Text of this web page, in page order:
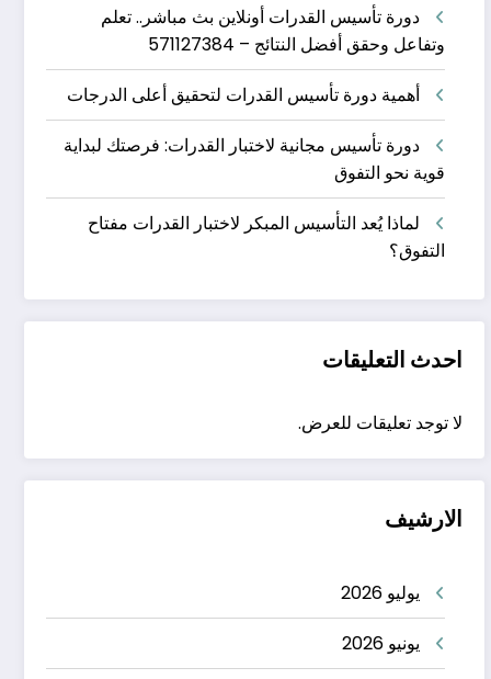
دورة تأسيس القدرات أونلاين بث مباشر.. تعلم
وتفاعل وحقق أفضل النتائج – 571127384
أهمية دورة تأسيس القدرات لتحقيق أعلى الدرجات
دورة تأسيس مجانية لاختبار القدرات: فرصتك لبداية
قوية نحو التفوق
لماذا يُعد التأسيس المبكر لاختبار القدرات مفتاح
التفوق؟
احدث التعليقات
لا توجد تعليقات للعرض.
الارشيف
يوليو 2026
يونيو 2026